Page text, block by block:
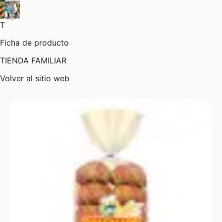
T
Ficha de producto
TIENDA FAMILIAR
Volver al sitio web